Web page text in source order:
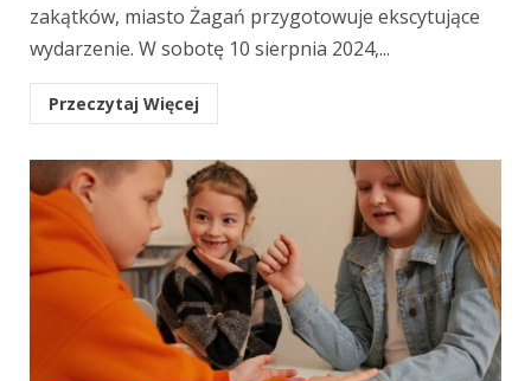
zakątków, miasto Żagań przygotowuje ekscytujące
wydarzenie. W sobotę 10 sierpnia 2024,...
Przeczytaj Więcej